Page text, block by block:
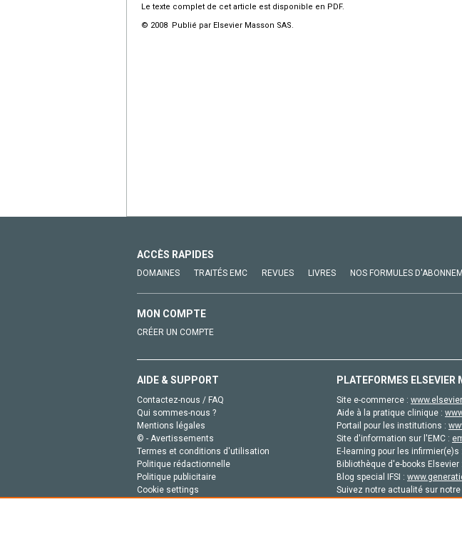
Le texte complet de cet article est disponible en PDF.
© 2008 Publié par Elsevier Masson SAS.
ACCÈS RAPIDES
DOMAINES TRAITÉS EMC REVUES LIVRES NOS FORMULES
MON COMPTE
CRÉER UN COMPTE
AIDE & SUPPORT
Contactez-nous / FAQ
Qui sommes-nous ?
Mentions légales
© - Avertissements
Termes et conditions d'utilisation
Politique rédactionnelle
Politique publicitaire
Cookie settings
PLATEFORMES ELSEVIER
Site e-commerce :
Aide à la pratique clinique :
Portail pour les institutions :
Site d'information sur l'EMC :
E-learning pour les infirmier(e)s :
Bibliothèque d'e-books Elsevier :
Blog special IFSI :
Suivez notre actualité sur notre